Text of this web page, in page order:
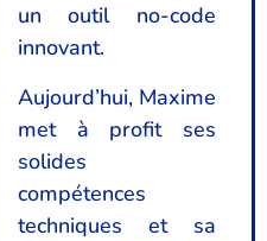
un outil no-code
innovant.
Aujourd’hui, Maxime
met à profit ses
solides
compétences
techniques et sa